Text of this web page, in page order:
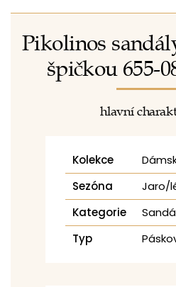
Pikolinos
špičkou 655-
hlavní
Kolekce
Sezóna
Jaro/
Kategorie
Typ